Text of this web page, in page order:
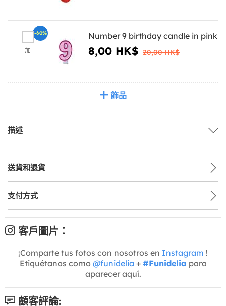
加
Number 9 birthday candle in pink
8,00 HK$ 20,00 HK$
-60%
飾品
描述
送貨和退貨
支付方式
客戶圖片：
¡Comparte tus fotos con nosotros en Instagram !
Etiquétanos como @funidelia + #Funidelia para
aparecer aquí.
顧客評論: